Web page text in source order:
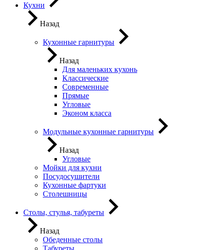
Кухни
Назад
Кухонные гарнитуры
Назад
Для маленьких кухонь
Классические
Современные
Прямые
Угловые
Эконом класса
Модульные кухонные гарнитуры
Назад
Угловые
Мойки для кухни
Посудосушители
Кухонные фартуки
Столешницы
Столы, стулья, табуреты
Назад
Обеденные столы
Табуреты